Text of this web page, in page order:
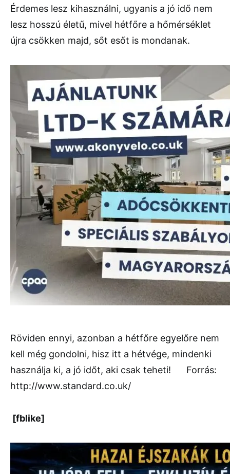
Érdemes lesz kihasználni, ugyanis a jó idő nem
lesz hosszú életű, mivel hétfőre a hőmérséklet
újra csökken majd, sőt esőt is mondanak.
Röviden ennyi, azonban a hétfőre egyelőre nem
kell még gondolni, hisz itt a hétvége, mindenki
használja ki, a jó időt, aki csak teheti! Forrás:
http://www.standard.co.uk/
[fblike]